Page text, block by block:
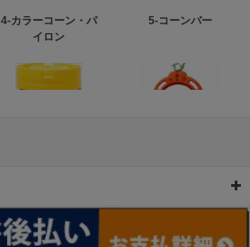
4-カラーコーン・パ
イロン
5-コーンバー
ンス